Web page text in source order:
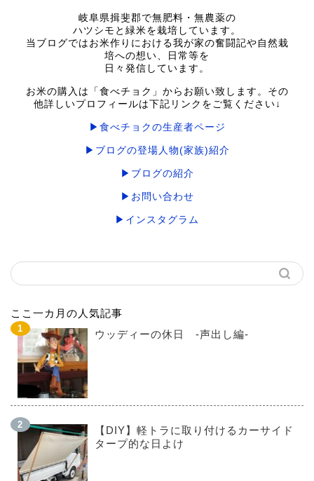
岐阜県揖斐郡で無肥料・無農薬の
ハツシモと緑米を栽培しています。
当ブログではお米作りにおける我が家の奮闘記や自然栽
培への想い、日常等を
日々発信しています。
お米の購入は「食べチョク」からお願い致します。その
他詳しいプロフィールは下記リンクをご覧ください↓
▶食べチョクの生産者ページ
▶ブログの登場人物(家族)紹介
▶ブログの紹介
▶お問い合わせ
▶インスタグラム
ここ一カ月の人気記事
ウッディーの休日 -声出し編-
【DIY】軽トラに取り付けるカーサイド
タープ的な日よけ